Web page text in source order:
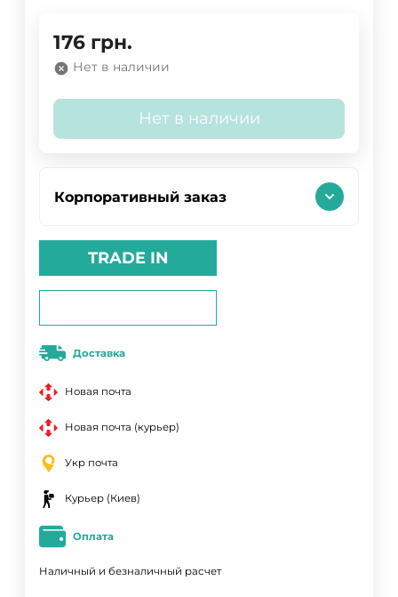
176 грн.
Нет в наличии
Нет в наличии
Корпоративный заказ
TRADE IN
Доставка
Новая почта
Новая почта (курьер)
Укр почта
Курьер (Киев)
Оплата
Наличный и безналичный расчет